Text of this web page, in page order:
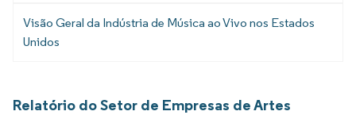
Visão Geral da Indústria de Música ao Vivo nos Estados
Unidos
Relatório do Setor de Empresas de Artes